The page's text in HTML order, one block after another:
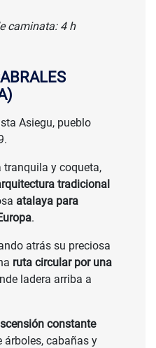
caminata: 4 h
Asiegu, pueblo
tranquila y coqueta,
tradicional
atalaya para
.
atrás su preciosa
ruta circular por una
ladera arriba a
constante
árboles, cabañas y